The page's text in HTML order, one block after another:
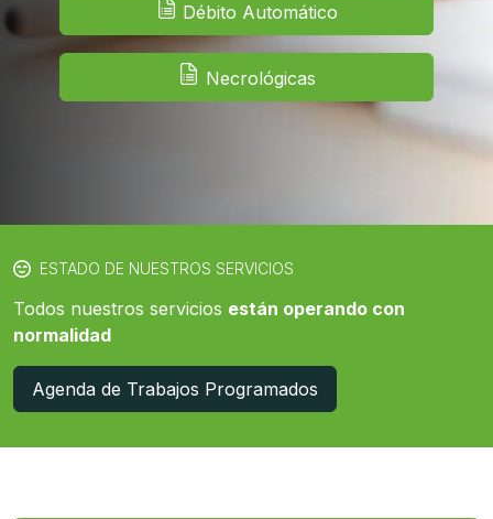
Débito Automático
Necrológicas
ESTADO DE NUESTROS SERVICIOS
Todos nuestros servicios están operando con
normalidad
Agenda de Trabajos Programados